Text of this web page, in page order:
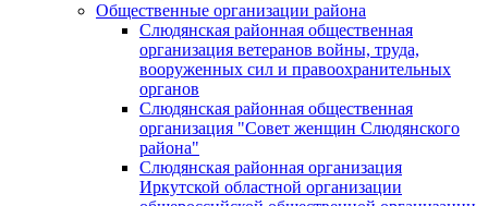
Общественные организации района
Слюдянская районная общественная
организация ветеранов войны, труда,
вооруженных сил и правоохранительных
органов
Слюдянская районная общественная
организация "Совет женщин Слюдянского
района"
Слюдянская районная организация
Иркутской областной организации